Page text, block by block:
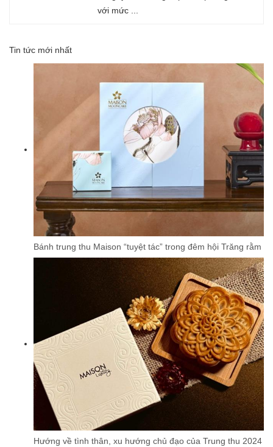
với mức ...
Tin tức mới nhất
Bánh trung thu Maison “tuyệt tác” trong đêm hội Trăng rằm
Hướng về tình thân, xu hướng chủ đạo của Trung thu 2024